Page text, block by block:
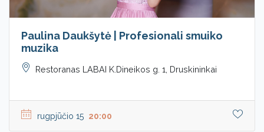
Paulina Daukšytė | Profesionali smuiko
muzika
Restoranas LABAI K.Dineikos g. 1, Druskininkai
rugpjūčio 15 20:00